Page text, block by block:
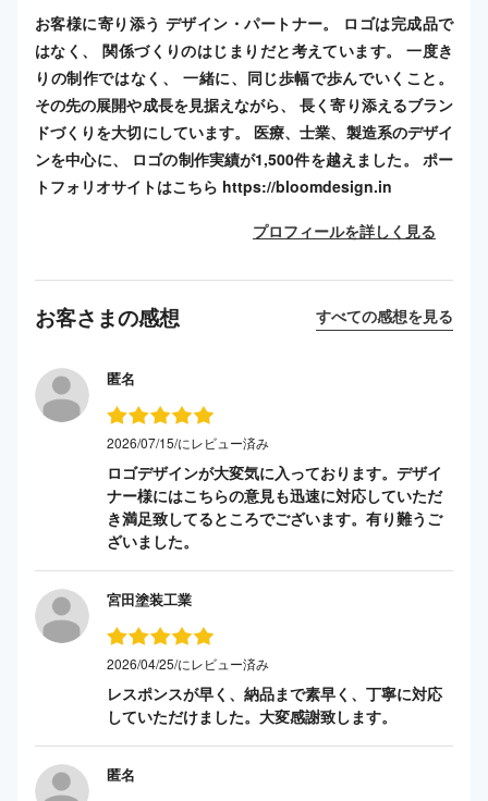
お客様に寄り添う デザイン・パートナー。 ロゴは完成品で
はなく、 関係づくりのはじまりだと考えています。 一度き
りの制作ではなく、 一緒に、同じ歩幅で歩んでいくこと。
その先の展開や成長を見据えながら、 長く寄り添えるブラン
ドづくりを大切にしています。 医療、士業、製造系のデザイ
ンを中心に、 ロゴの制作実績が1,500件を越えました。 ポー
トフォリオサイトはこちら https://bloomdesign.in
プロフィールを詳しく見る
お客さまの感想 すべての感想を見る
匿名
2026/07/15/にレビュー済み
ロゴデザインが大変気に入っております。デザイ
ナー様にはこちらの意見も迅速に対応していただ
き満足致してるところでございます。有り難うご
ざいました。
宮田塗装工業
2026/04/25/にレビュー済み
レスポンスが早く、納品まで素早く、丁寧に対応
していただけました。大変感謝致します。
匿名